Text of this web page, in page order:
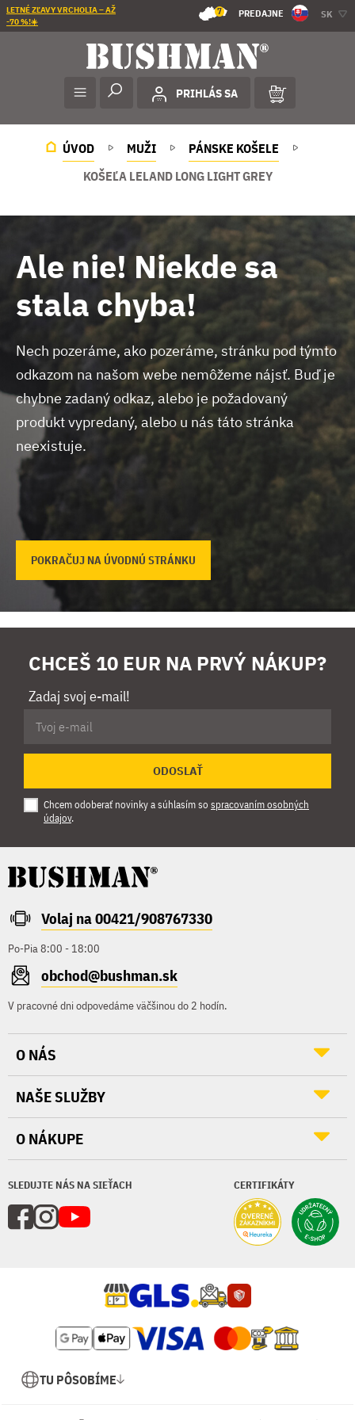
LETNÉ ZĽAVY VRCHOLIA – AŽ
-70 %!☀️
7 PREDAJNE SK
PRIHLÁS SA
ÚVOD MUŽI
PÁNSKE KOŠELE
KOŠEĽA LELAND LONG LIGHT GREY
Ale nie! Niekde sa
stala chyba!
Nech pozeráme, ako pozeráme, stránku pod týmto
odkazom na našom webe nemôžeme nájsť. Buď je
chybne zadaný odkaz, alebo je požadovaný
produkt vypredaný, alebo u nás táto stránka
neexistuje.
POKRAČUJ NA ÚVODNÚ STRÁNKU
CHCEŠ 10 EUR NA PRVÝ NÁKUP?
Zadaj svoj e-mail!
ODOSLAŤ
Chcem odoberať novinky a súhlasím so spracovaním osobných
údajov.
Volaj na 00421/908767330
Po-Pia 8:00 - 18:00
obchod@bushman.sk
V pracovné dni odpovedáme väčšinou do 2 hodín.
SLEDUJTE NÁS NA SIEŤACH CERTIFIKÁTY
O NÁS
NAŠE SLUŽBY
O NÁKUPE
TU PÔSOBÍME